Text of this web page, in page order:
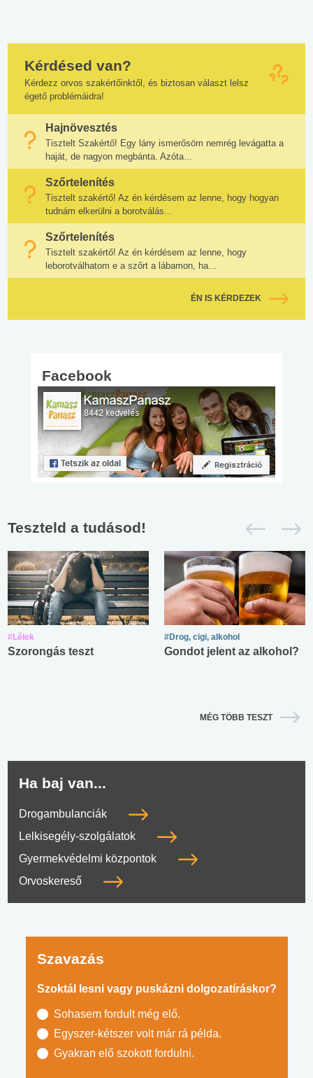
Kérdésed van?
Kérdezz orvos szakértőinktől, és biztosan választ lelsz
égető problémáidra!
Hajnövesztés
Tisztelt Szakértő! Egy lány ismerősöm nemrég levágatta a
haját, de nagyon megbánta. Azóta...
Szőrtelenítés
Tisztelt szakértő! Az én kérdésem az lenne, hogy hogyan
tudnám elkerülni a borotválás...
Szőrtelenítés
Tisztelt szakértő! Az én kérdésem az lenne, hogy
leborotválhatom e a szőrt a lábamon, ha...
ÉN IS KÉRDEZEK
Facebook
Teszteld a tudásod!
#Lélek
Szorongás teszt
#Drog, cigi, alkohol
Gondot jelent az alkohol?
MÉG TÖBB TESZT
Ha baj van...
Drogambulanciák
Lelkisegély-szolgálatok
Gyermekvédelmi központok
Orvoskereső
Szavazás
Szoktál lesni vagy puskázni dolgozatíráskor?
Sohasem fordult még elő.
Egyszer-kétszer volt már rá példa.
Gyakran elő szokott fordulni.